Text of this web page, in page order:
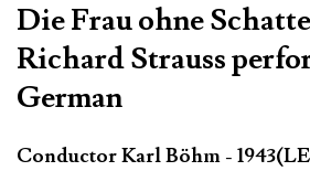
Die Frau ohne
Richard Strauss
German
Conductor Karl Böhm -